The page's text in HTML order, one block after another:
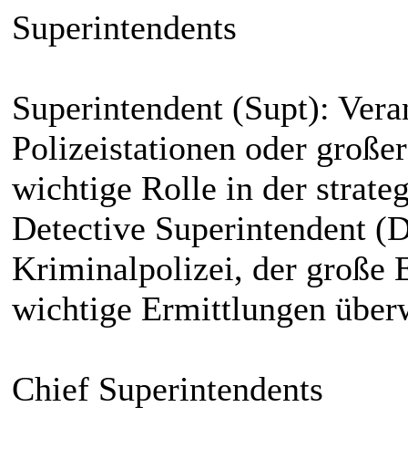
Superintendents
Superintendent (Supt):
Polizeistationen oder
wichtige Rolle in der
Detective Superintendent
Kriminalpolizei, der große
wichtige Ermittlungen
Chief Superintendents